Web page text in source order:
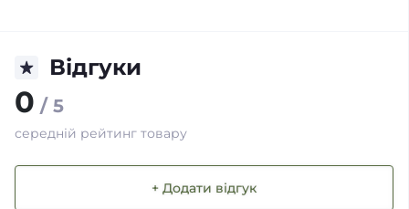
Відгуки
0 / 5
середній рейтинг товару
+ Додати відгук